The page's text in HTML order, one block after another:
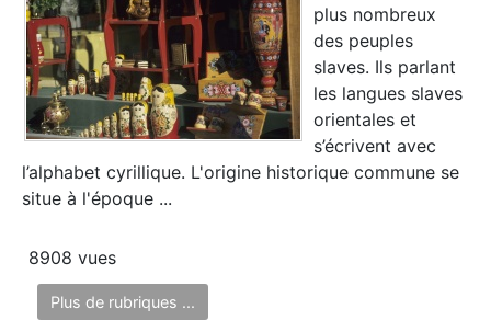
plus nombreux
des peuples
slaves. Ils parlant
les langues slaves
orientales et
s’écrivent avec
l’alphabet cyrillique. L'origine historique commune se
situe à l'époque ...
8908 vues
Plus de rubriques ...